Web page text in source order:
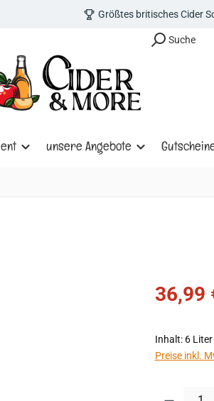
Größtes britisches Cider
Suche
unsere Angebote
36,99
Inhalt: 6 Liter
Preise inkl.
Produkt